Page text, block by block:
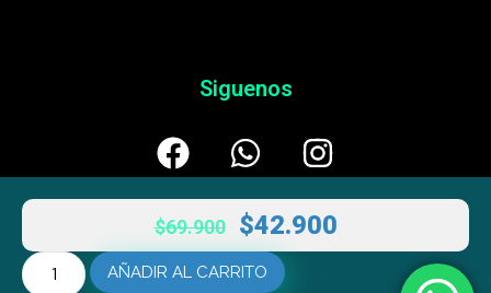
$69.900 $42.900
AÑADIR AL CARRITO
Siguenos